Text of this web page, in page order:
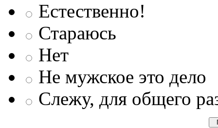
Естественно!
Стараюсь
Нет
Не мужское это дело
Слежу, для общего